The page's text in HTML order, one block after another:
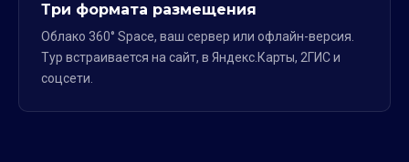
Три формата размещения
Облако 360° Space, ваш сервер или офлайн-версия.
Тур встраивается на сайт, в Яндекс.Карты, 2ГИС и
соцсети.